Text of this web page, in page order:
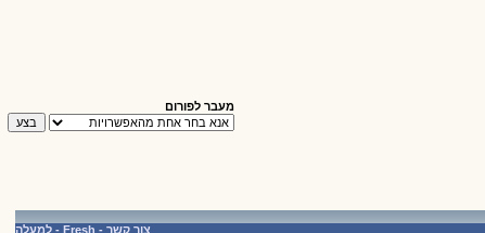
מעבר לפורום
צור קשר -
Fresh
- למעלה